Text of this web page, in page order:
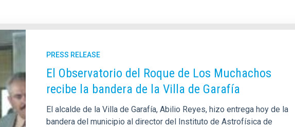
PRESS RELEASE
El Observatorio del Roque de Los Muchachos
recibe la bandera de la Villa de Garafía
El alcalde de la Villa de Garafía, Abilio Reyes, hizo entrega hoy de la
bandera del municipio al director del Instituto de Astrofísica de